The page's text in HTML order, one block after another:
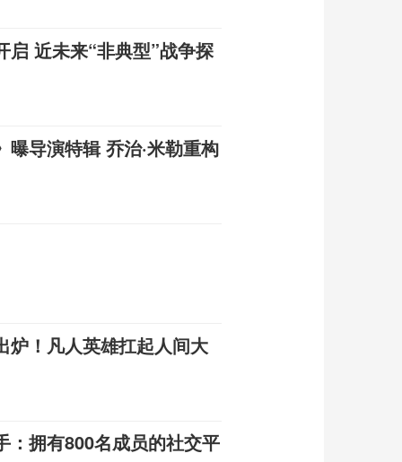
启 近未来“非典型”战争探
曝导演特辑 乔治·米勒重构
炉！凡人英雄扛起人间大
：拥有800名成员的社交平